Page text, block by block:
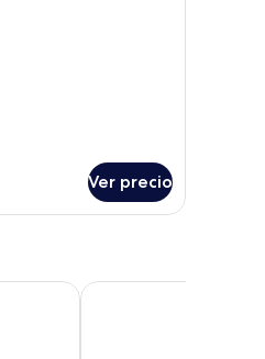
Ver precio
Eos Studios